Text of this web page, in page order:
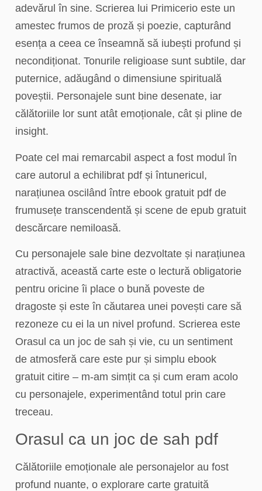
adevărul în sine. Scrierea lui Primicerio este un
amestec frumos de proză și poezie, capturând
esența a ceea ce înseamnă să iubești profund și
necondiționat. Tonurile religioase sunt subtile, dar
puternice, adăugând o dimensiune spirituală
poveștii. Personajele sunt bine desenate, iar
călătoriile lor sunt atât emoționale, cât și pline de
insight.
Poate cel mai remarcabil aspect a fost modul în
care autorul a echilibrat pdf și întunericul,
narațiunea oscilând între ebook gratuit pdf de
frumusețe transcendentă și scene de epub gratuit
descărcare nemiloasă.
Cu personajele sale bine dezvoltate și narațiunea
atractivă, această carte este o lectură obligatorie
pentru oricine îi place o bună poveste de
dragoste și este în căutarea unei povești care să
rezoneze cu ei la un nivel profund. Scrierea este
Orasul ca un joc de sah și vie, cu un sentiment
de atmosferă care este pur și simplu ebook
gratuit citire – m-am simțit ca și cum eram acolo
cu personajele, experimentând totul prin care
treceau.
Orasul ca un joc de sah pdf
Călătoriile emoționale ale personajelor au fost
profund nuante, o explorare carte gratuită